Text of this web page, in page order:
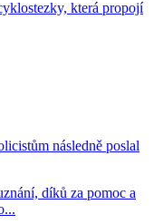
která propojí
následně poslal
díků za pomoc a